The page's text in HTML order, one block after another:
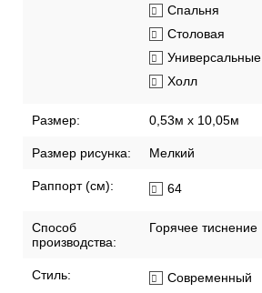
Спальня
Столовая
Универсальные
Холл
Размер: 0,53м x 10,05м
Размер рисунка: Мелкий
Раппорт (см): 64
Способ
производства:
Горячее тиснение
Стиль: Современный